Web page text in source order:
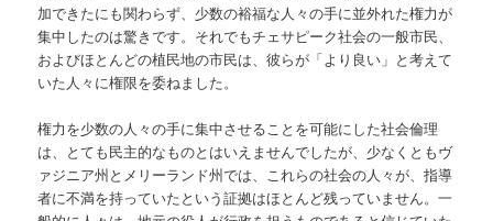
加できたにも関わらず、少数の裕福な人々の手に並外れた権力が
集中したのは驚きです。それでもチェサピーク社会の一般市民、
およびほとんどの植民地の市民は、彼らが「より良い」と考えて
いた人々に権限を委ねました。
権力を少数の人々の手に集中させることを可能にした社会倫理
は、とても民主的なものとはいえませんでしたが、少なくともヴ
ァジニア州とメリーランド州では、これらの社会の人々が、指導
者に不満を持っていたという証拠はほとんど残っていません。一